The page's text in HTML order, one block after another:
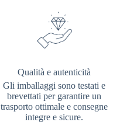
Qualità e autenticità
Gli imballaggi sono testati e
brevettati per garantire un
trasporto ottimale e consegne
integre e sicure.